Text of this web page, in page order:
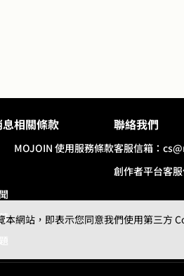
相關條款
MOJOIN 使用服務條款
聯絡我們
客服信箱：
創作者平台客服
網站，即表示您同意我們使用第三方